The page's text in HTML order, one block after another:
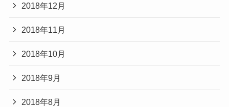
2018年12月
2018年11月
2018年10月
2018年9月
2018年8月